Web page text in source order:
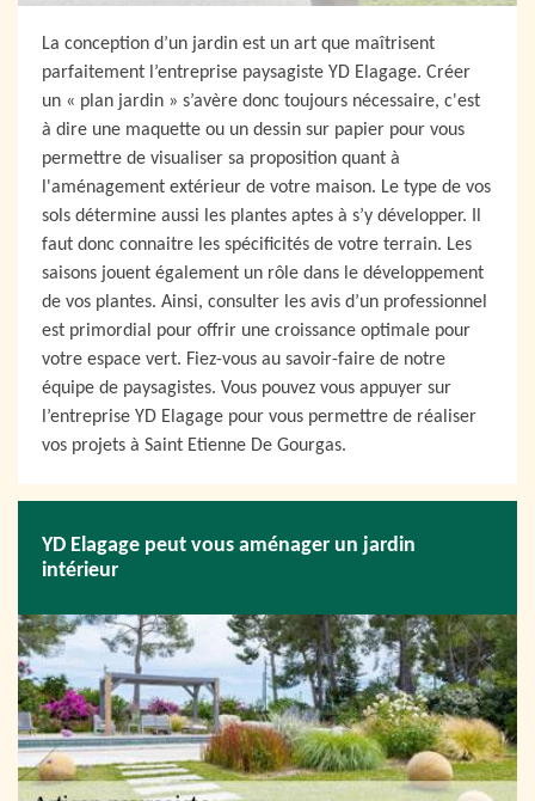
La conception d’un jardin est un art que maîtrisent
parfaitement l’entreprise paysagiste YD Elagage. Créer
un « plan jardin » s’avère donc toujours nécessaire, c'est
à dire une maquette ou un dessin sur papier pour vous
permettre de visualiser sa proposition quant à
l'aménagement extérieur de votre maison. Le type de vos
sols détermine aussi les plantes aptes à s’y développer. Il
faut donc connaitre les spécificités de votre terrain. Les
saisons jouent également un rôle dans le développement
de vos plantes. Ainsi, consulter les avis d’un professionnel
est primordial pour offrir une croissance optimale pour
votre espace vert. Fiez-vous au savoir-faire de notre
équipe de paysagistes. Vous pouvez vous appuyer sur
l’entreprise YD Elagage pour vous permettre de réaliser
vos projets à Saint Etienne De Gourgas.
YD Elagage peut vous aménager un jardin
intérieur